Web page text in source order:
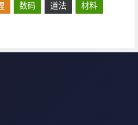
数码 道法
材料